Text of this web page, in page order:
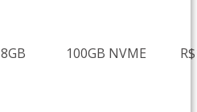
8GB 100GB NVME